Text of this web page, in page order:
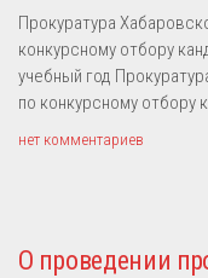
Прокуратура
конкурсному отбору
учебный год
по конкурсному отбору
нет комментариев
О проведении